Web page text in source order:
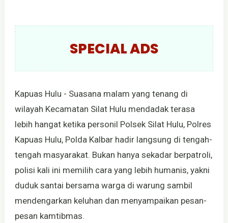
SPECIAL ADS
Kapuas Hulu - Suasana malam yang tenang di
wilayah Kecamatan Silat Hulu mendadak terasa
lebih hangat ketika personil Polsek Silat Hulu, Polres
Kapuas Hulu, Polda Kalbar hadir langsung di tengah-
tengah masyarakat. Bukan hanya sekadar berpatroli,
polisi kali ini memilih cara yang lebih humanis, yakni
duduk santai bersama warga di warung sambil
mendengarkan keluhan dan menyampaikan pesan-
pesan kamtibmas.